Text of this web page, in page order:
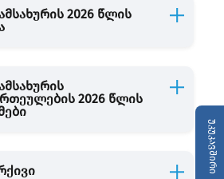
უკუკავშირი
2026 წლის
2026 წლის